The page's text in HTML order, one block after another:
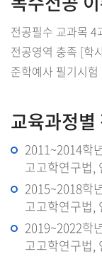
전공필수 교과목
전공영역 충족 [학
준학예사 필기시
교육과정
2011~2014학
고고학연구법,
2015~2018학
고고학연구법,
2019~2022학
고고학연구법,